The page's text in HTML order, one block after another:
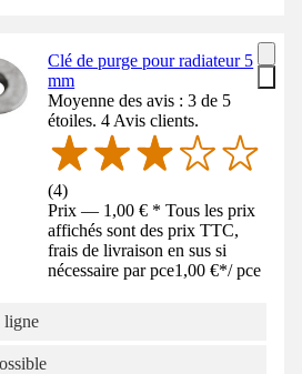
Clé de purge pour radiateur 5
mm
Moyenne des avis : 3 de 5
étoiles. 4 Avis clients.
(4)
Prix — 1,00 € * Tous les prix
affichés sont des prix TTC,
frais de livraison en sus si
nécessaire par pce1,00 €*/ pce
ligne